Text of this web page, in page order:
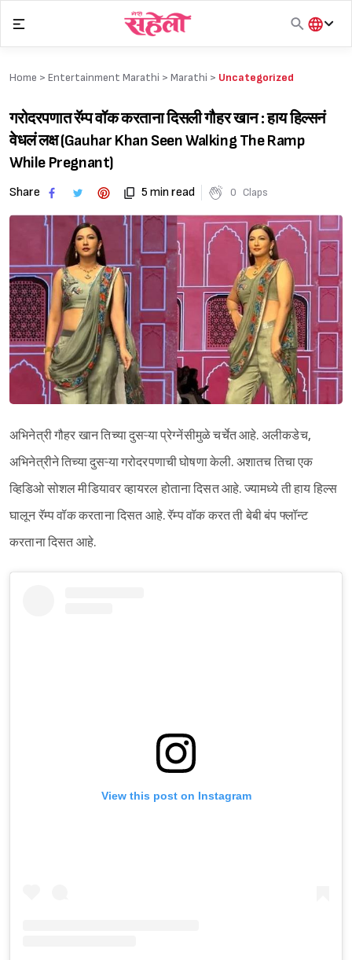
content
हिंदी
Home > Entertainment Marathi > Marathi > Uncategorized
गरोदरपणात रॅम्प वॉक करताना दिसली गौहर खान: हाय हिल्सनं
वेधलं लक्ष (Gauhar Khan Seen Walking The Ramp
While Pregnant)
Share 5 min read 0 Claps
अभिनेत्री गौहर खान तिच्या दुसऱ्या प्रेग्नेंसीमुळे चर्चेत आहे. अलीकडेच,
अभिनेत्रीने तिच्या दुसऱ्या गरोदरपणाची घोषणा केली. अशातच तिचा एक
व्हिडिओ सोशल मीडियावर व्हायरल होताना दिसत आहे. ज्यामध्ये ती हाय हिल्स
घालून रॅम्प वॉक करताना दिसत आहे. रॅम्प वॉक करत ती बेबी बंप फ्लॉन्ट
करताना दिसत आहे.
View this post on Instagram